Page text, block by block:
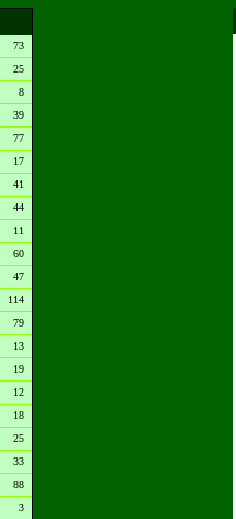
73
25
8
39
77
17
41
44
11
60
47
114
79
13
19
12
18
25
33
88
3